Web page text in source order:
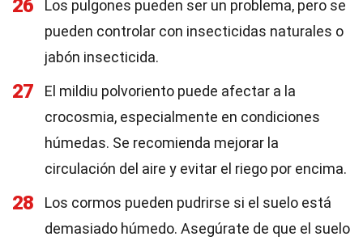
26
Los pulgones pueden ser un problema, pero se
pueden controlar con insecticidas naturales o
jabón insecticida.
27
El mildiu polvoriento puede afectar a la
crocosmia, especialmente en condiciones
húmedas. Se recomienda mejorar la
circulación del aire y evitar el riego por encima.
28
Los cormos pueden pudrirse si el suelo está
demasiado húmedo. Asegúrate de que el suelo